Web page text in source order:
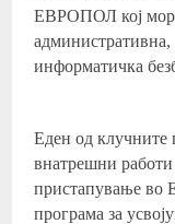
ЕВРОПОЛ кој
информатичка
Еден од клучните
внатрешни работи
пристапување во
програма за